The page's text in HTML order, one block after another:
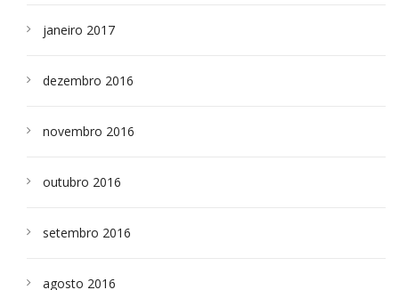
janeiro 2017
dezembro 2016
novembro 2016
outubro 2016
setembro 2016
agosto 2016